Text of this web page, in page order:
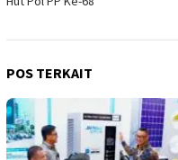
POS TERKAIT